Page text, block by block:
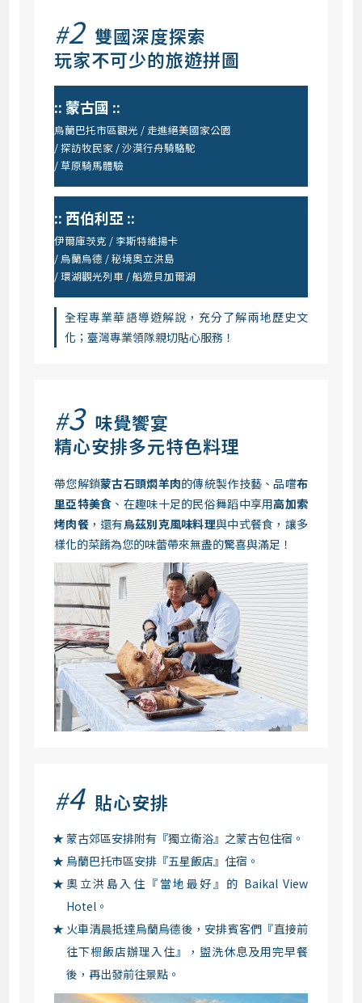
#2 雙國深度探索
玩家不可少的旅遊拼圖
:: 蒙古國 ::
烏蘭巴托市區觀光 / 走進絕美國家公園
/ 探訪牧民家 / 沙漠行舟騎駱駝
/ 草原騎馬體驗
:: 西伯利亞 ::
伊爾庫茨克 / 李斯特維揚卡
/ 烏蘭烏德 / 秘境奧立洪島
/ 環湖觀光列車 / 船遊貝加爾湖
全程專業華語導遊解說，充分了解兩地歷史文
化；臺灣專業領隊親切貼心服務！
#3 味覺饗宴
精心安排多元特色料理
帶您解鎖蒙古石頭燜羊肉的傳統製作技藝、品嚐布
里亞特美食 、在趣味十足的民俗舞蹈中享用高加索
烤肉餐，還有烏茲別克風味料理與中式餐食，讓多
樣化的菜餚為您的味蕾帶來無盡的驚喜與滿足！
#4 貼心安排
蒙古郊區安排附有『獨立衛浴』之蒙古包住宿。
烏蘭巴托市區安排『五星飯店』住宿。
奧立洪島入住『當地最好』的 Baikal View
Hotel。
火車清晨抵達烏蘭烏德後，安排賓客們『直接前
往下榻飯店辦理入住』，盥洗休息及用完早餐
後，再出發前往景點。